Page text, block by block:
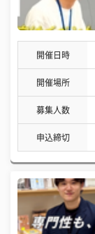
開催日時
開催場所
募集人数
申込締切